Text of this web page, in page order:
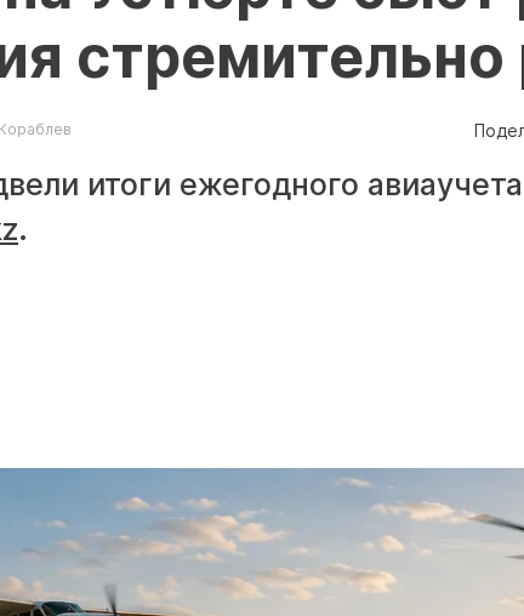
стремительно
итоги ежегодного
.